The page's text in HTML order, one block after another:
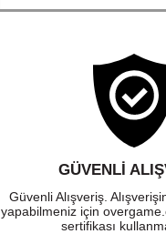
GÜVENLI
Güvenli Alışveriş.
yapabilmeniz için
sertifikası